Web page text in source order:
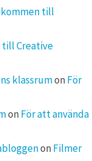
till
till Creative
klassrumon För
on För att använda
on Filmer